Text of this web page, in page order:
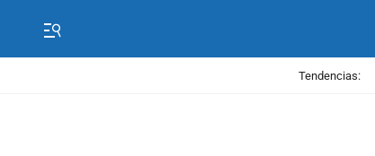
Tendencias: